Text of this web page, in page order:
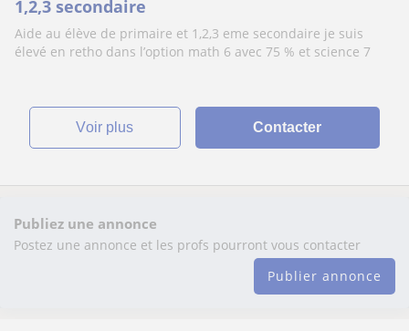
1,2,3 secondaire
Aide au élève de primaire et 1,2,3 eme secondaire je suis
élevé en retho dans l’option math 6 avec 75 % et science 7
voir plus Contacter
Publiez une annonce
Postez une annonce et les profs pourront vous contacter
Publier annonce